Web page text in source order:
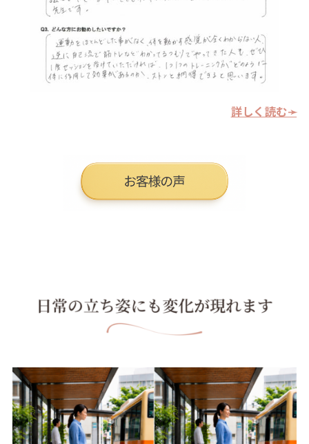
詳しく読む➛